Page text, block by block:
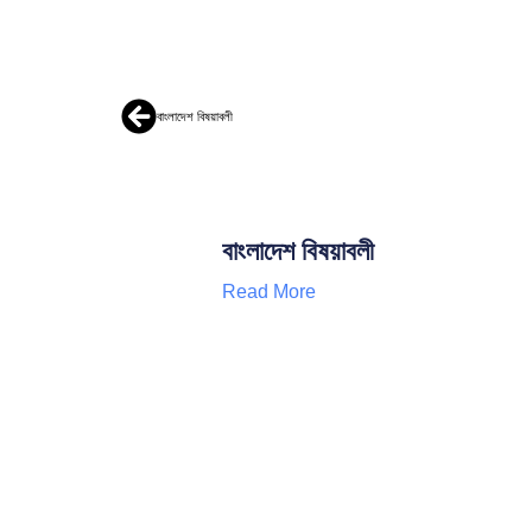
বাংলাদেশ বিষয়াবলী
বাংলাদেশ বিষয়াবলী
Read More